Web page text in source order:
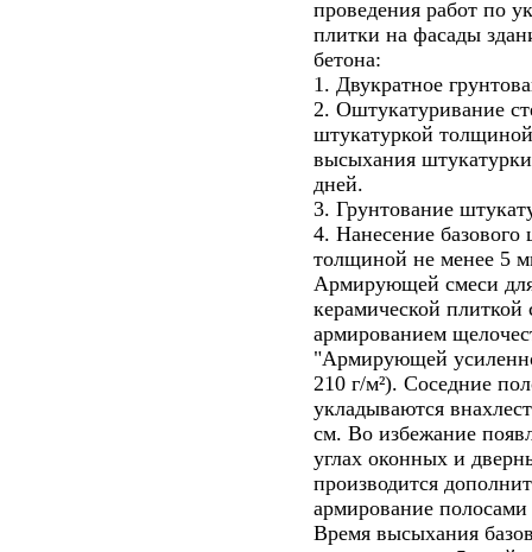
проведения работ по
плитки на фасады
бетона:
1. Двукратное
2. Оштукатуривание
штукатуркой
высыхания
дней.
3. Грунтование
4. Нанесение базового
толщиной не менее 5
Армирующей смеси
керамической
армированием
"Армирующей
210 г/м²). Соседние
укладываются
см. Во избежание
углах оконных и
производится
армирование полосами
Время высыхания